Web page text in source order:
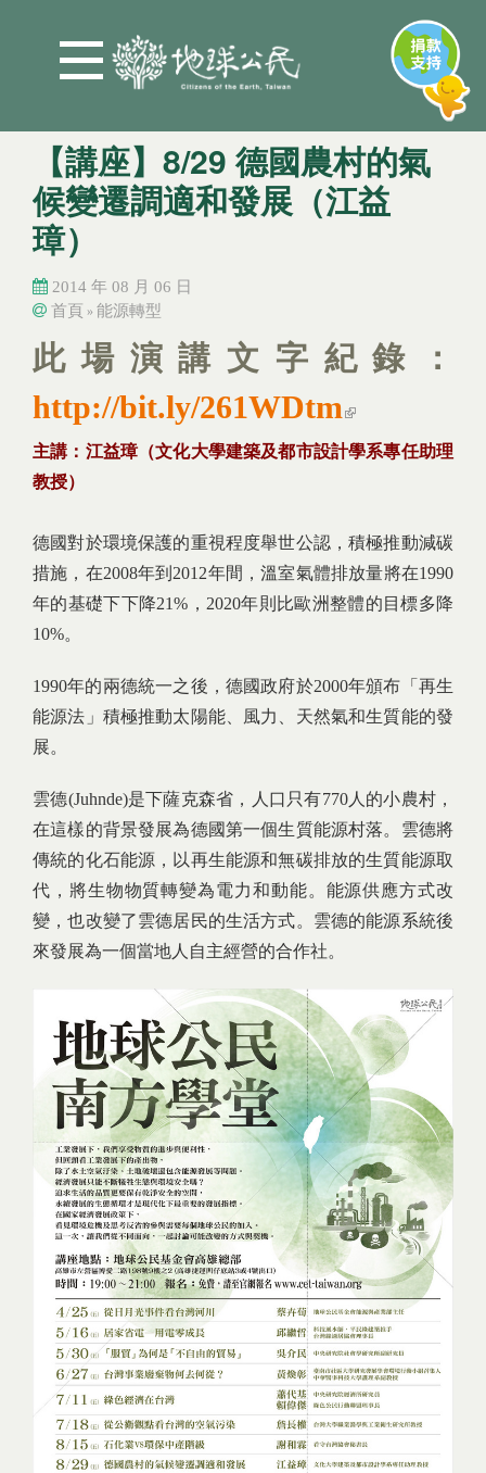
【講座】8/29 德國農村的氣
候變遷調適和發展（江益
璋）
2014 年 08 月 06 日
您在這裡
首頁 » 能源轉型
您在這裡
此場演講文字紀錄：
http://bit.ly/261WDtm
主講：江益璋（文化大學建築及都市設計學系專任助理
教授）
德國對於環境保護的重視程度舉世公認，積極推動減碳
措施，在2008年到2012年間，溫室氣體排放量將在1990
年的基礎下下降21%，2020年則比歐洲整體的目標多降
10%。
1990年的兩德統一之後，德國政府於2000年頒布「再生
能源法」積極推動太陽能、風力、天然氣和生質能的發
展。
雲德(Juhnde)是下薩克森省，人口只有770人的小農村，
在這樣的背景發展為德國第一個生質能源村落。雲德將
傳統的化石能源，以再生能源和無碳排放的生質能源取
代，將生物物質轉變為電力和動能。能源供應方式改
變，也改變了雲德居民的生活方式。雲德的能源系統後
來發展為一個當地人自主經營的合作社。